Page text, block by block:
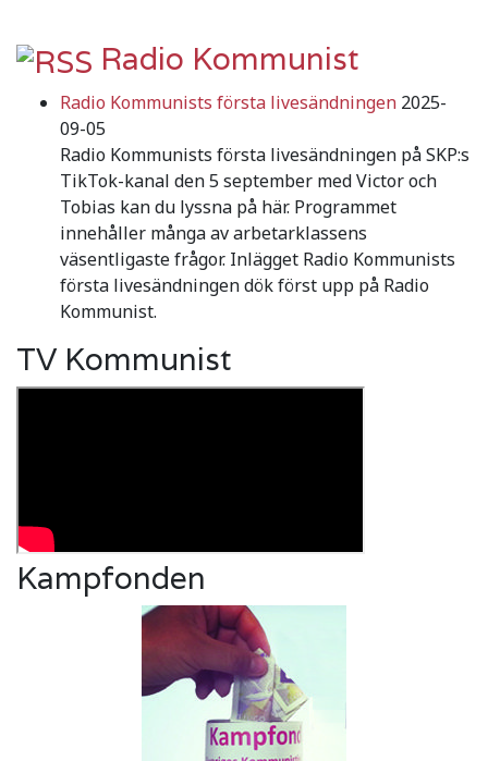
Radio Kommunist
Radio Kommunists första livesändningen 2025-
09-05
Radio Kommunists första livesändningen på SKP:s
TikTok-kanal den 5 september med Victor och
Tobias kan du lyssna på här. Programmet
innehåller många av arbetarklassens
väsentligaste frågor. Inlägget Radio Kommunists
första livesändningen dök först upp på Radio
Kommunist.
TV Kommunist
Kampfonden